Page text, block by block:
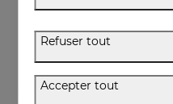
VITISES Nano Gel
57.95 €
Refuser tout
Accepter tout